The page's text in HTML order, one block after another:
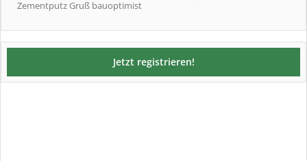
Zementputz Gruß bauoptimist
Jetzt registrieren!